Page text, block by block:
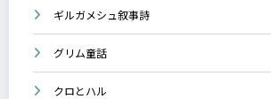
ギルガメシュ叙事詩
グリム童話
クロとハル